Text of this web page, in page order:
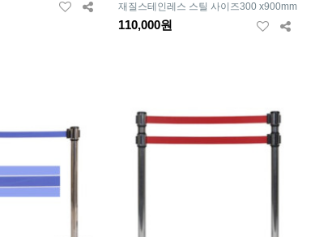
재질스테인레스 스틸 사이즈300 x900mm
110,000원